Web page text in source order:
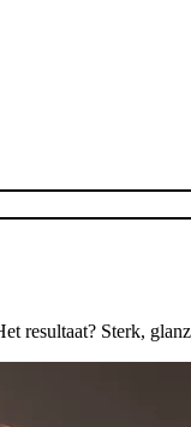
resultaat? Sterk,